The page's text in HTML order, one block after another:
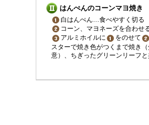
はんぺんのコーンマヨ焼き
白はんぺん…食べやすく切る
コーン、マヨネーズを合わせ
アルミホイルに
をのせて
スターで焼き色がつくまで焼き
意）、ちぎったグリーンリーフ